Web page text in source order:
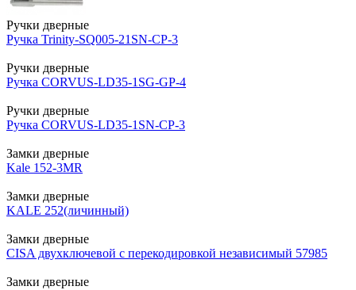
Ручки дверные
Ручка Trinity-SQ005-21SN-CP-3
Ручки дверные
Ручка CORVUS-LD35-1SG-GP-4
Ручки дверные
Ручка CORVUS-LD35-1SN-CP-3
Замки дверные
Kale 152-3MR
Замки дверные
KALE 252(личинный)
Замки дверные
CISA двухключевой с перекодировкой независимый 57985
Замки дверные